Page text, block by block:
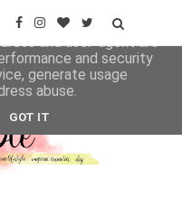
to deliver its services
and user-agent are
and security
generate usage
abuse.
GOT IT